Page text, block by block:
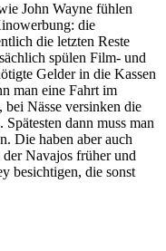
John Wayne fühlen
die
die letzten Reste
spülen Film- und
Gelder in die Kassen
man eine Fahrt im
Nässe versinken die
dann muss man
Die haben aber auch
Navajos früher und
besichtigen, die sonst